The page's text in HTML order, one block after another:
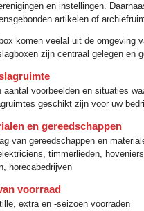
en instellingen.
artikelen of
komen veelal uit de omgeving
zijn centraal gelegen en
aantal voorbeelden en situaties
geschikt zijn voor uw
en gereedschappen
van gereedschappen en
timmerlieden, hoveniers
horecabedrijven
voorraad
extra en -seizoen voorraden